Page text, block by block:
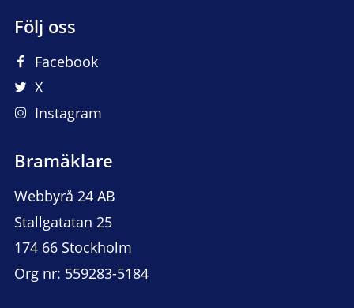
Följ oss
Facebook
X
Instagram
Bramäklare
Webbyrå 24 AB
Stallgatatan 25
174 66 Stockholm
Org nr: 559283-5184